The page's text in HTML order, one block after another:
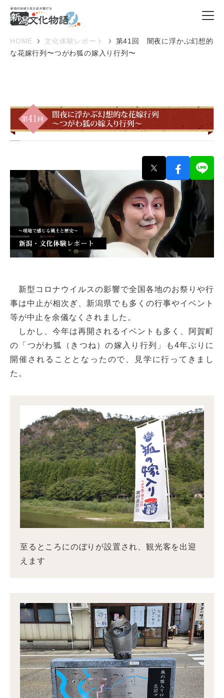
HOME 文化体験レポート
第41回 闇夜に浮かぶ幻想的
な花嫁行列〜つがわ狐の嫁入り行列〜
新型コロナウイルスの影響で全国各地のお祭りや行
事は中止が相次ぎ、新潟県でも多くの行事やイベント
等が中止を余儀なくされました。
しかし、今年は再開されるイベントも多く、阿賀町
の「つがわ狐（きつね）の嫁入り行列」も4年ぶりに
開催されることとなったので、見学に行ってきまし
た。
至るところにのぼりが設置され、観光客を出迎
えます